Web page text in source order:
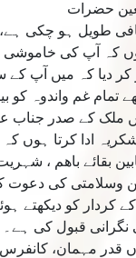
حضرات
طویل ہو چکی
کہ آپ کی خاموشی
کر دیا کہ میں آپ کے
تمام غم واندوہ کو
ملک کے صدر جناب
ادا کرتا ہوں کہ
بقائے باهم ،
وسلامتی کی
کردار کو دیکھتے
نگرانی قبول کی
قدر مہمان،